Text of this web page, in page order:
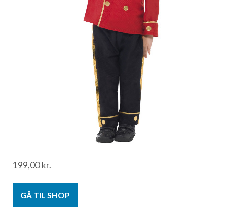
199,00kr.
GÅ TIL SHOP